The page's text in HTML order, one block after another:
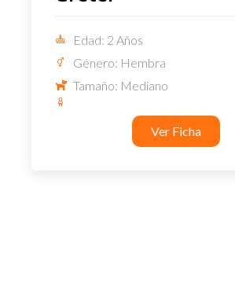
Edad: 2 Años
Género: Hembra
Tamaño: Mediano
Ver Ficha